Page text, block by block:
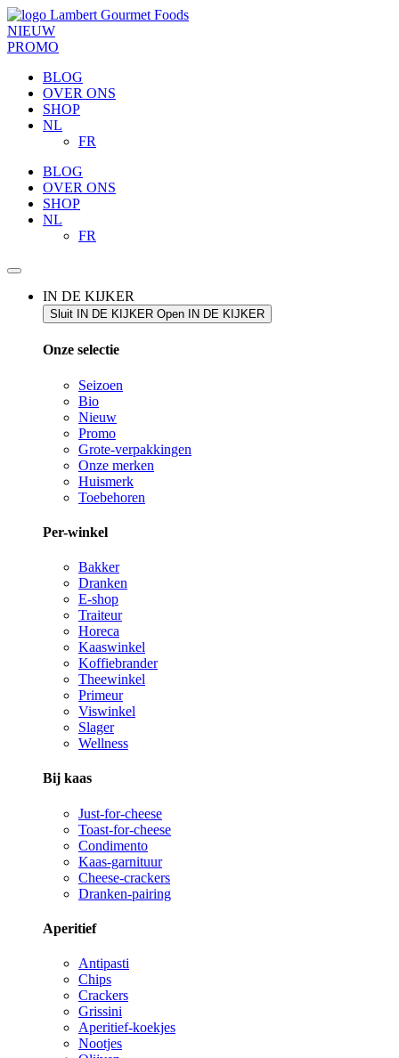
NIEUW
PROMO
BLOG
OVER ONS
SHOP
NL
FR
BLOG
OVER ONS
SHOP
NL
FR
IN DE KIJKER
Sluit IN DE KIJKER Open IN DE KIJKER
Onze selectie
Seizoen
Bio
Nieuw
Promo
Grote-verpakkingen
Onze merken
Huismerk
Toebehoren
Per-winkel
Bakker
Dranken
E-shop
Traiteur
Horeca
Kaaswinkel
Koffiebrander
Theewinkel
Primeur
Viswinkel
Slager
Wellness
Bij kaas
Just-for-cheese
Toast-for-cheese
Condimento
Kaas-garnituur
Cheese-crackers
Dranken-pairing
Aperitief
Antipasti
Chips
Crackers
Grissini
Aperitief-koekjes
Nootjes